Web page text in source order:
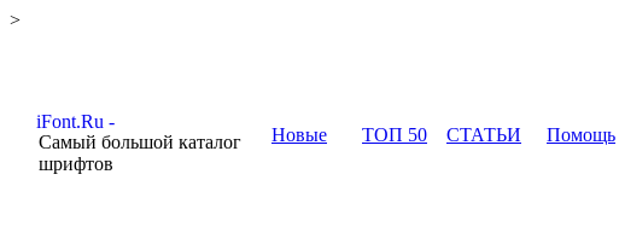
>
Самый большой каталог
шрифтов
Новые ТОП 50 СТАТЬИ Помощь